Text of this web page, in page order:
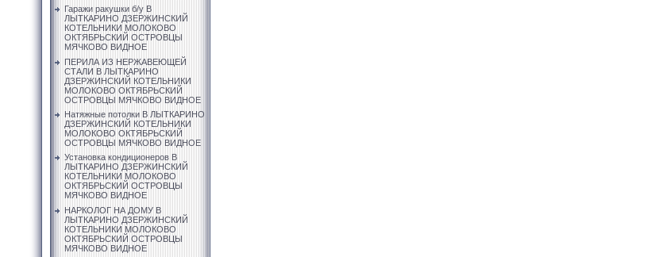
Гаражи ракушки б/у В
ЛЫТКАРИНО ДЗЕРЖИНСКИЙ
КОТЕЛЬНИКИ МОЛОКОВО
ОКТЯБРЬСКИЙ ОСТРОВЦЫ
МЯЧКОВО ВИДНОЕ
ПЕРИЛА ИЗ НЕРЖАВЕЮЩЕЙ
СТАЛИ В ЛЫТКАРИНО
ДЗЕРЖИНСКИЙ КОТЕЛЬНИКИ
МОЛОКОВО ОКТЯБРЬСКИЙ
ОСТРОВЦЫ МЯЧКОВО ВИДНОЕ
Натяжные потолки В ЛЫТКАРИНО
ДЗЕРЖИНСКИЙ КОТЕЛЬНИКИ
МОЛОКОВО ОКТЯБРЬСКИЙ
ОСТРОВЦЫ МЯЧКОВО ВИДНОЕ
Установка кондиционеров В
ЛЫТКАРИНО ДЗЕРЖИНСКИЙ
КОТЕЛЬНИКИ МОЛОКОВО
ОКТЯБРЬСКИЙ ОСТРОВЦЫ
МЯЧКОВО ВИДНОЕ
НАРКОЛОГ НА ДОМУ В
ЛЫТКАРИНО ДЗЕРЖИНСКИЙ
КОТЕЛЬНИКИ МОЛОКОВО
ОКТЯБРЬСКИЙ ОСТРОВЦЫ
МЯЧКОВО ВИДНОЕ